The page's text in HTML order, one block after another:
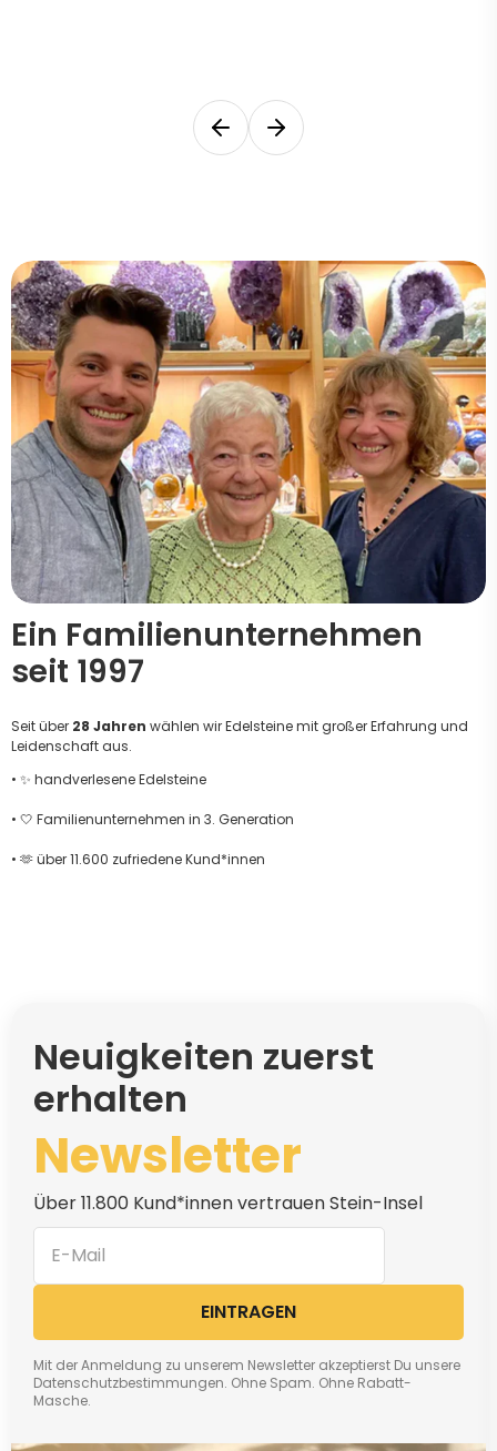
Ein Familienunternehmen
seit 1997
Seit über 28 Jahren wählen wir Edelsteine mit großer Erfahrung und
Leidenschaft aus.
• ✨ handverlesene Edelsteine
• 🤍 Familienunternehmen in 3. Generation
• 🫶 über 11.600 zufriedene Kund*innen
Neuigkeiten zuerst
erhalten
Newsletter
Über 11.800 Kund*innen vertrauen Stein-Insel
EINTRAGEN
Mit der Anmeldung zu unserem Newsletter akzeptierst Du unsere
Datenschutzbestimmungen. Ohne Spam. Ohne Rabatt-
Masche.